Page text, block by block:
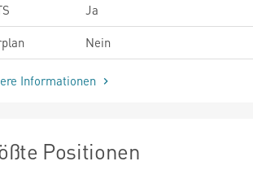
Ja
Nein
Informationen
Positionen